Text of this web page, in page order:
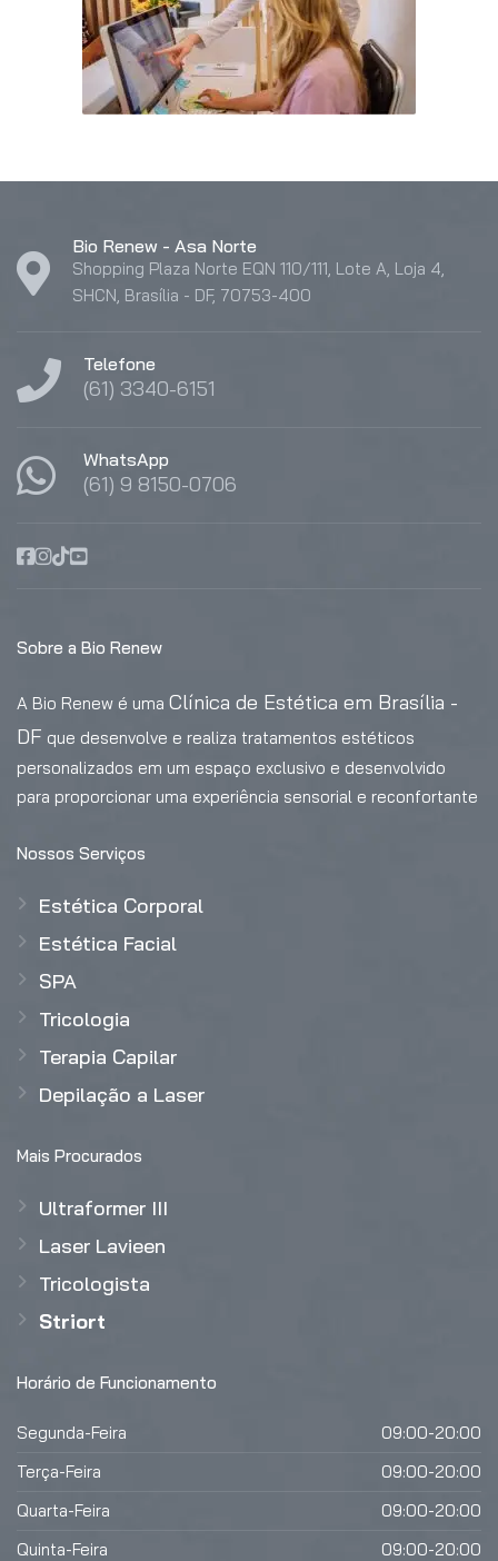
Bio Renew - Asa Norte
Shopping Plaza Norte EQN 110/111, Lote A, Loja 4,
SHCN, Brasília - DF, 70753-400
Telefone
(61) 3340-6151
WhatsApp
(61) 9 8150-0706
Sobre a Bio Renew
A Bio Renew é uma Clínica de Estética em Brasília -
DF que desenvolve e realiza tratamentos estéticos
personalizados em um espaço exclusivo e desenvolvido
para proporcionar uma experiência sensorial e reconfortante
Nossos Serviços
Estética Corporal
Estética Facial
SPA
Tricologia
Terapia Capilar
Depilação a Laser
Mais Procurados
Ultraformer III
Laser Lavieen
Tricologista
Striort
Horário de Funcionamento
Segunda-Feira
09:00-20:00
Terça-Feira
09:00-20:00
Quarta-Feira
09:00-20:00
Quinta-Feira
09:00-20:00